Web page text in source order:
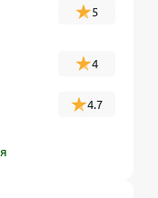
ООО с
и
для
5
4
4.7